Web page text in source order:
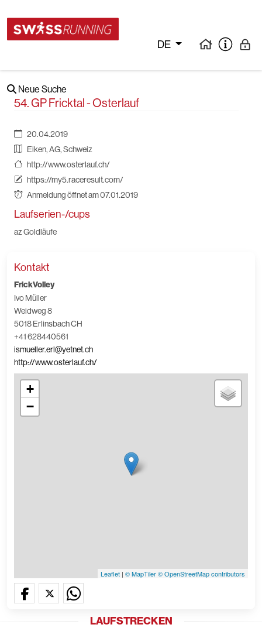
DE
Neue Suche
54. GP Fricktal - Osterlauf
20.04.2019
Eiken, AG, Schweiz
http://www.osterlauf.ch/
https://my5.raceresult.com/
Anmeldung öffnet am 07.01.2019
Laufserien-/cups
az Goldläufe
Kontakt
FrickVolley
Ivo Müller
Weidweg 8
5018 Erlinsbach CH
+41 628440561
ismueller.erl@yetnet.ch
http://www.osterlauf.ch/
+
−
Leaflet | © MapTiler© OpenStreetMap contributors
LAUFSTRECKEN